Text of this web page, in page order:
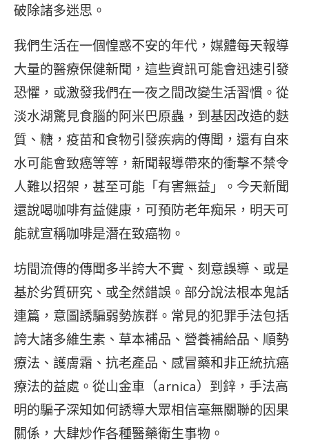
破除諸多迷思。
我們生活在一個惶惑不安的年代，媒體每天報導
大量的醫療保健新聞，這些資訊可能會迅速引發
恐懼，或激發我們在一夜之間改變生活習慣。從
淡水湖驚見食腦的阿米巴原蟲，到基因改造的麩
質、糖，疫苗和食物引發疾病的傳聞，還有自來
水可能會致癌等等，新聞報導帶來的衝擊不禁令
人難以招架，甚至可能「有害無益」。今天新聞
還說喝咖啡有益健康，可預防老年痴呆，明天可
能就宣稱咖啡是潛在致癌物。
坊間流傳的傳聞多半誇大不實、刻意誤導、或是
基於劣質研究、或全然錯誤。部分說法根本鬼話
連篇，意圖誘騙弱勢族群。常見的犯罪手法包括
誇大諸多維生素、草本補品、營養補給品、順勢
療法、護膚霜、抗老產品、感冒藥和非正統抗癌
療法的益處。從山金車（arnica）到鋅，手法高
明的騙子深知如何誘導大眾相信毫無關聯的因果
關係，大肆炒作各種醫藥衛生事物。